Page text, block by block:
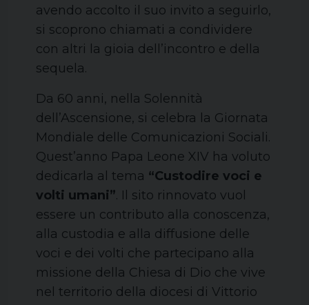
avendo accolto il suo invito a seguirlo,
si scoprono chiamati a condividere
con altri la gioia dell’incontro e della
sequela.
Da 60 anni, nella Solennità
dell’Ascensione, si celebra la Giornata
Mondiale delle Comunicazioni Sociali.
Quest’anno Papa Leone XIV ha voluto
dedicarla al tema “Custodire voci e
volti umani”. Il sito rinnovato vuol
essere un contributo alla conoscenza,
alla custodia e alla diffusione delle
voci e dei volti che partecipano alla
missione della Chiesa di Dio che vive
nel territorio della diocesi di Vittorio